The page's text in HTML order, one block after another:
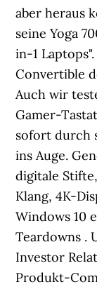
aber heraus
seine Yoga
in-1
Convertible
Auch wir
Gamer-
sofort durch
ins Auge.
digitale
Klang, 4K-
Windows 10
Teardowns .
Investor
Produkt-